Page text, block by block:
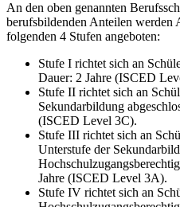
An den oben genannten
berufsbildenden Anteilen werden
folgenden 4 Stufen angeboten:
Stufe I richtet sich an
Dauer: 2 Jahre (ISCED
Stufe II richtet sich an
Sekundarbildung
(ISCED Level 3C).
Stufe III richtet sich an
Unterstufe der
Jahre (ISCED Level 3A).
Stufe IV richtet sich an